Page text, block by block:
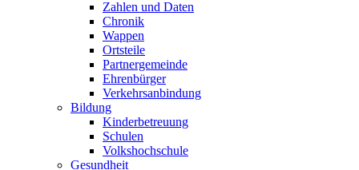
Zahlen und Daten
Chronik
Wappen
Ortsteile
Partnergemeinde
Ehrenbürger
Verkehrsanbindung
Bildung
Kinderbetreuung
Schulen
Volkshochschule
Gesundheit